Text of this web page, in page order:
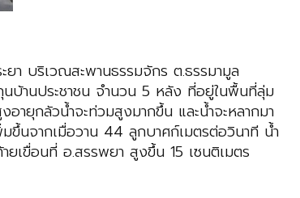
ยา บริเวณสะพานธรรมจักร ต.ธรรมามูล
นบ้านประชาชน จำนวน 5 หลัง ที่อยู่ในพื้นที่ลุ่ม
ายุกลัวน้ำจะท่วมสูงมากขึ้น และน้ำจะหลากมา
ขึ้นจากเมื่อวาน 44 ลูกบาศก์เมตรต่อวินาที น้ำ
ยเขื่อนที่ อ.สรรพยา สูงขึ้น 15 เซนติเมตร